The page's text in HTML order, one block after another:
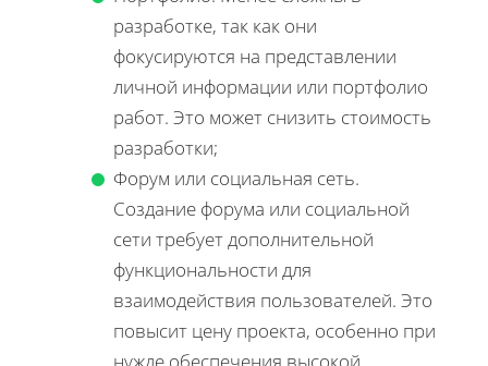
разработке, так как они
фокусируются на представлении
личной информации или портфолио
работ. Это может снизить стоимость
разработки;
Форум или социальная сеть.
Создание форума или социальной
сети требует дополнительной
функциональности для
взаимодействия пользователей. Это
повысит цену проекта, особенно при
нужде обеспечения высокой